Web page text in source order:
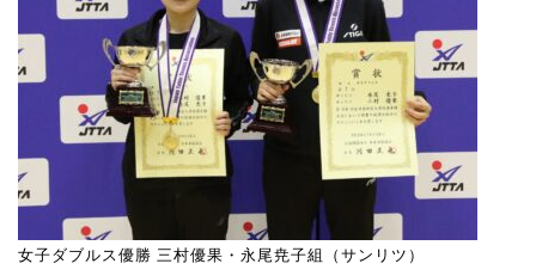
女子ダブルス優勝 三村優果・永尾尭子組（サンリツ）